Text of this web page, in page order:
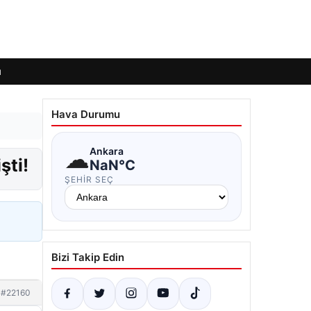
#22160
Hava Durumu
☁Ankara
NaN°C
ŞEHIR SEÇ
Bizi Takip Edin